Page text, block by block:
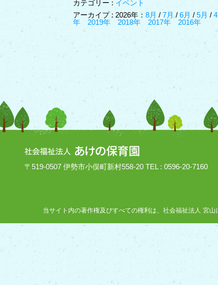
カテゴリー : イベント
アーカイプ : 2026年： 8月 / 7月/ 6月 / 5月 /
年
2019年 2018年 2017年 2016年
〒519-0507 伊勢市小俣町新村558-20 TEL : 0596-20-7160
当サイト内の著作権及びすべての権利は、社会福祉法人 宮